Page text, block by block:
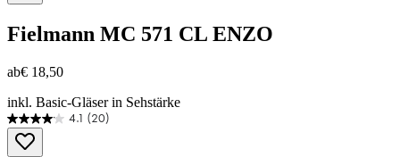
Fielmann MC 571 CL ENZO
ab€ 18,50
inkl. Basic-Gläser in Sehstärke
4.1 (20)
4.1
von